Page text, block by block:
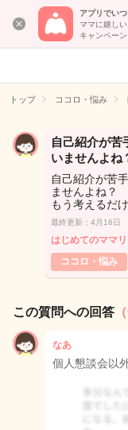
アプリでい
ママに嬉し
キャンペー
トップ ココロ・悩み
自己紹介が苦
いませんよ
自己紹介が苦
ませんよね？
もう考えるだ
最終更新：4月16日
はじめてのママ
ココロ・悩み
この質問への回答
なあ
個人懇談会以